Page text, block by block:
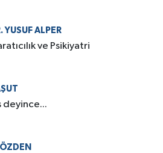
YUSUF ALPER
ve Psikiyatri
deyince...